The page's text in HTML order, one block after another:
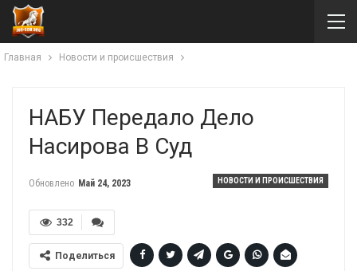
Главная Новости и происшествия
НАБУ Передало Дело
Насирова В Суд
НОВОСТИ И ПРОИСШЕСТВИЯ
Обновлено Май 24, 2023
332
Поделиться